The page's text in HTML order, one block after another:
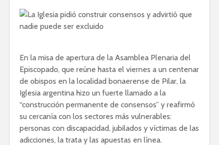
En la misa de apertura de la Asamblea Plenaria del
Episcopado, que reúne hasta el viernes a un centenar
de obispos en la localidad bonaerense de Pilar, la
Iglesia argentina hizo un fuerte llamado a la
“construcción permanente de consensos” y reafirmó
su cercanía con los sectores más vulnerables:
personas con discapacidad, jubilados y víctimas de las
adicciones, la trata y las apuestas en línea.